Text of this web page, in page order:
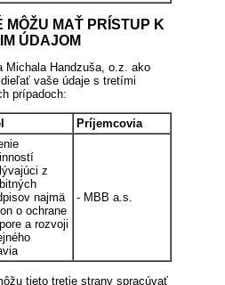
MÔŽU MAŤ PRÍSTUP K
ÚDAJOM
Michala Handzuša, o.z. ako
vaše údaje s tretími
prípadoch:
Príjemcovia
z
najmä
o ochrane
a rozvoji
- MBB a.s.
tieto tretie strany spracúvať